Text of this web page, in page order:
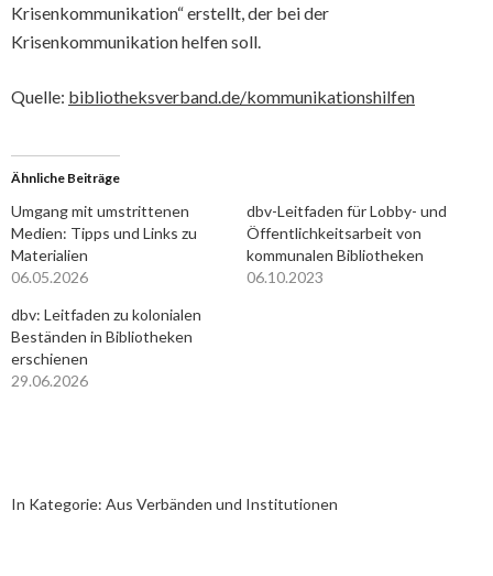
Krisenkommunikation“ erstellt, der bei der
Krisenkommunikation helfen soll.
Quelle: bibliotheksverband.de/kommunikationshilfen
Ähnliche Beiträge
Umgang mit umstrittenen
Medien: Tipps und Links zu
Materialien
06.05.2026
dbv-Leitfaden für Lobby- und
Öffentlichkeitsarbeit von
kommunalen Bibliotheken
06.10.2023
dbv: Leitfaden zu kolonialen
Beständen in Bibliotheken
erschienen
29.06.2026
In Kategorie: Aus Verbänden und Institutionen